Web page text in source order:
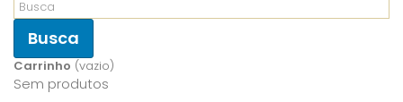
Busca
Carrinho (vazio)
Sem produtos